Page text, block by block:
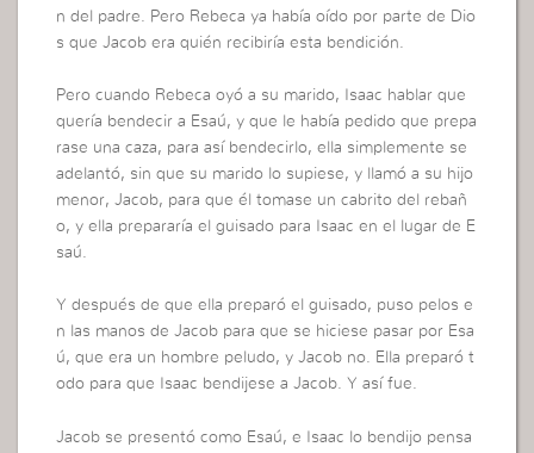
n del padre. Pero Rebeca ya había oído por parte de Dio
s que Jacob era quién recibiría esta bendición.
Pero cuando Rebeca oyó a su marido, Isaac hablar que
quería bendecir a Esaú, y que le había pedido que prepa
rase una caza, para así bendecirlo, ella simplemente se
adelantó, sin que su marido lo supiese, y llamó a su hijo
menor, Jacob, para que él tomase un cabrito del rebañ
o, y ella prepararía el guisado para Isaac en el lugar de E
saú.
Y después de que ella preparó el guisado, puso pelos e
n las manos de Jacob para que se hiciese pasar por Esa
ú, que era un hombre peludo, y Jacob no. Ella preparó t
odo para que Isaac bendijese a Jacob. Y así fue.
Jacob se presentó como Esaú, e Isaac lo bendijo pensa